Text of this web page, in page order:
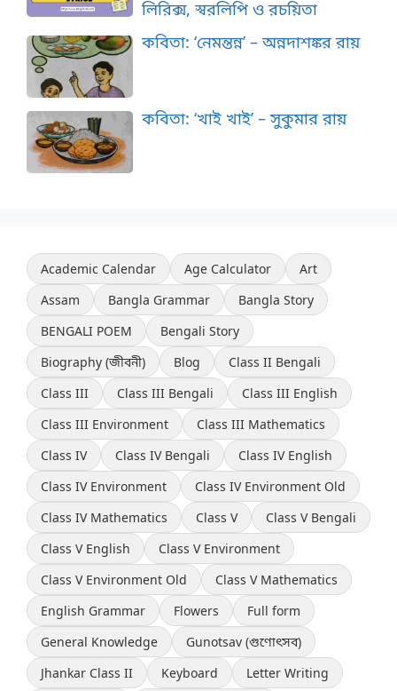
লিরিক্স, স্বরলিপি ও রচয়িতা
কবিতা: ‘নেমন্তন্ন’ – অন্নদাশঙ্কর রায়
কবিতা: ‘খাই খাই’ – সুকুমার রায়
Academic Calendar Age Calculator
Art
Assam
Bangla Grammar
Bangla Story
BENGALI POEM
Bengali Story
Biography (জীবনী)
Blog
Class II Bengali
Class III
Class III Bengali
Class III English
Class III Environment
Class III Mathematics
Class IV
Class IV Bengali
Class IV English
Class IV Environment
Class IV Environment Old
Class IV Mathematics
Class V
Class V Bengali
Class V English
Class V Environment
Class V Environment Old
Class V Mathematics
English Grammar
Flowers
Full form
General Knowledge
Gunotsav (গুণোৎসব)
Jhankar Class II
Keyboard
Letter Writing